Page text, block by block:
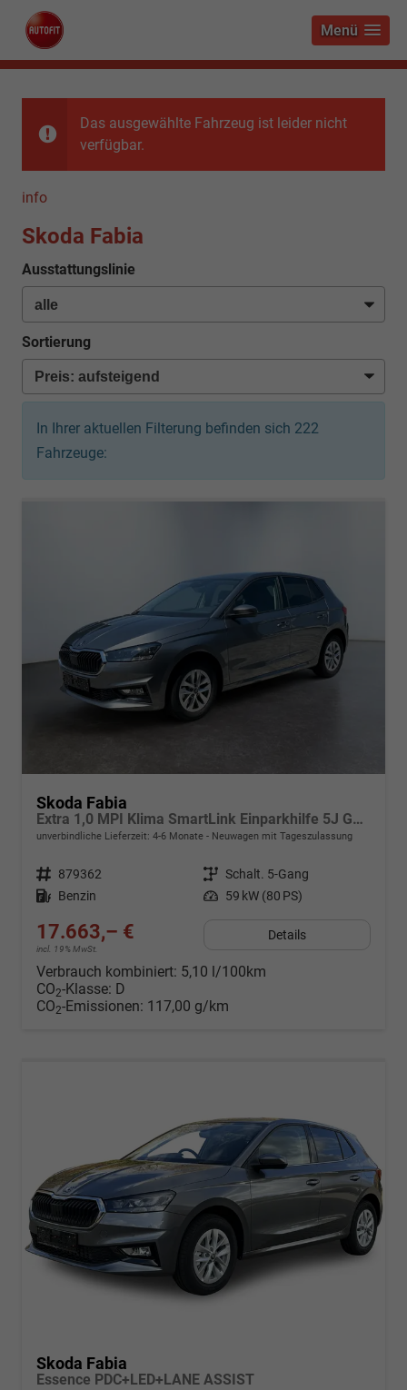
Menü
Das ausgewählte Fahrzeug ist leider nicht
verfügbar.
info
Skoda Fabia
Ausstattungslinie
Sortierung
In Ihrer aktuellen Filterung befinden sich 222
Fahrzeuge:
Skoda Fabia
Extra 1,0 MPI Klima SmartLink Einparkhilfe 5J Garantie LED Scheinwerfer Bluetooth
unverbindliche Lieferzeit: 4-6 Monate Neuwagen mit Tageszulassung
Fahrzeugnr. 879362 Getriebe Schalt. 5-Gang
Kraftstoff Benzin Leistung 59 kW (80 PS)
17.663,– €
incl. 19% MwSt.
Details
Verbrauch kombiniert: 5,10 l/100km
CO2-Klasse: D
CO2-Emissionen: 117,00 g/km
Skoda Fabia
Essence PDC+LED+LANE ASSIST